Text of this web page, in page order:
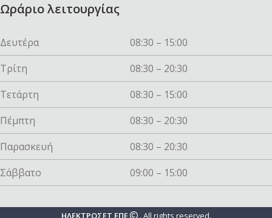
Ωράριο λειτουργίας
Δευτέρα
08:30 – 15:00
Τρίτη
08:30 – 20:30
Τετάρτη
08:30 – 15:00
Πέμπτη
08:30 – 20:30
Παρασκευή
08:30 – 20:30
Σάββατο
09:00 – 15:00
ΗΛΕΚΤΡΟΣΕΤ ΕΠΕ . All rights reserved.